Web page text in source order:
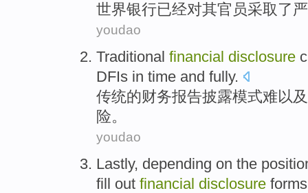
世界银行已经对其官员采取了
youdao
Traditional financial disclosure
DFIs in time and fully.
传统的财务报告披露模式难以
险。
youdao
Lastly, depending on the
fill out financial disclosure forms